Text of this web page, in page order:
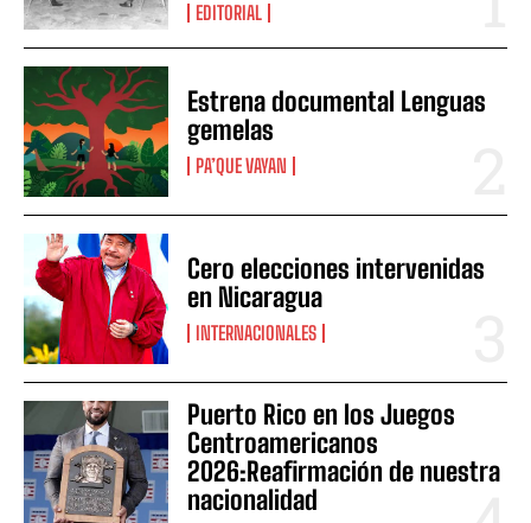
EDITORIAL
Estrena documental Lenguas
gemelas
PA’QUE VAYAN
Cero elecciones intervenidas
en Nicaragua
INTERNACIONALES
Puerto Rico en los Juegos
Centroamericanos
2026:Reafirmación de nuestra
nacionalidad